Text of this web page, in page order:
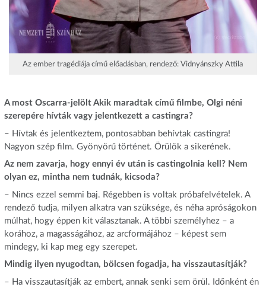
Az ember tragédiája című előadásban, rendező: Vidnyánszky Attila
A most Oscarra-jelölt Akik maradtak című filmbe, Olgi néni
szerepére hívták vagy jelentkezett a castingra?
– Hívtak és jelentkeztem, pontosabban behívtak castingra!
Nagyon szép film. Gyönyörű történet. Örülök a sikerének.
Az nem zavarja, hogy ennyi év után is castingolnia kell? Nem
olyan ez, mintha nem tudnák, kicsoda?
– Nincs ezzel semmi baj. Régebben is voltak próbafelvételek. A
rendező tudja, milyen alkatra van szüksége, és néha apróságokon
múlhat, hogy éppen kit választanak. A többi személyhez – a
korához, a magasságához, az arcformájához – képest sem
mindegy, ki kap meg egy szerepet.
Mindig ilyen nyugodtan, bölcsen fogadja, ha visszautasítják?
– Ha visszautasítják az embert, annak senki sem örül. Időnként én